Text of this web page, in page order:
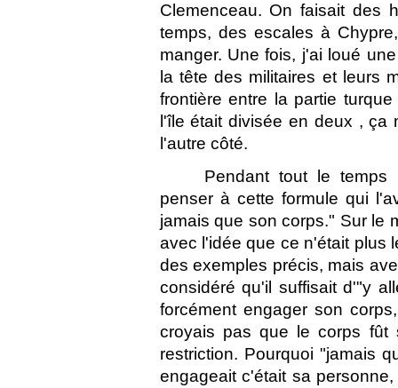
Clemenceau. On faisait des
temps, des escales à
manger. Une fois, j'ai loué
la tête des militaires et leurs
frontière entre la partie
l'île était divisée en deux ,
l'autre côté.
Pendant tout le
penser à cette formule qui
jamais que son corps." Sur le
avec l'idée que ce n'était plus
des exemples précis, mais
considéré qu'il suffisait d'"y
forcément engager son
croyais pas que le corps
restriction. Pourquoi "jamais
engageait c'était sa